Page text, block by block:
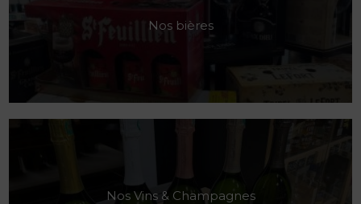
Nos bières
Nos Vins & Champagnes